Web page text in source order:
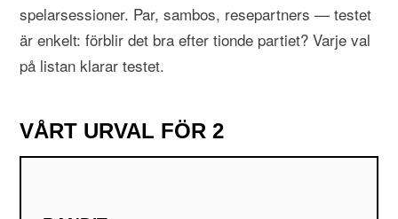
spelarsessioner. Par, sambos, resepartners — testet
är enkelt: förblir det bra efter tionde partiet? Varje val
på listan klarar testet.
VÅRT URVAL FÖR 2